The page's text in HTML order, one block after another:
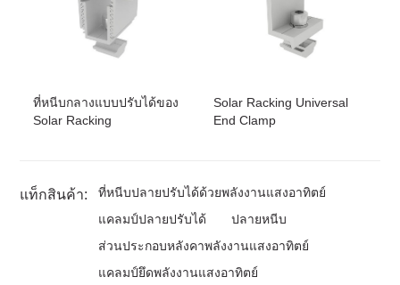
ที่หนีบกลางแบบปรับได้ของ
Solar Racking
Solar Racking Universal
End Clamp
แท็กสินค้า:
ที่หนีบปลายปรับได้ด้วยพลังงานแสงอาทิตย์
แคลมป์ปลายปรับได้
ปลายหนีบ
ส่วนประกอบหลังคาพลังงานแสงอาทิตย์
แคลมป์ยึดพลังงานแสงอาทิตย์